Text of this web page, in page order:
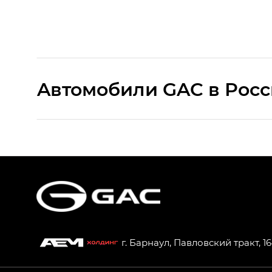
Aвтомобили GAC в
HYPTEC HT — Хайптек Эйч Ти (HYPTEC
г. Барнаул, Павловский тракт,